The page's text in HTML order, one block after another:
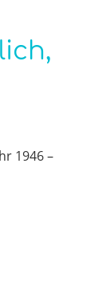
1946 –